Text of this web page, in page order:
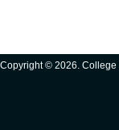
Copyright © 2026. College